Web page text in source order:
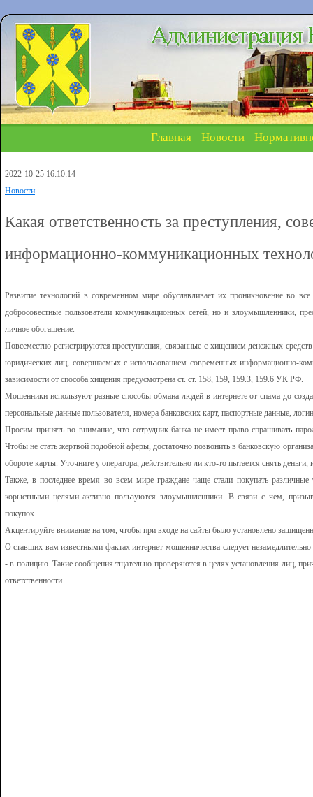
Главная Новости
2022-10-25 16:10:14
Новости
Какая ответственность за преступления,
информационно-коммуникационных
Развитие технологий в современном мире обуславливает их проникновение во
добросовестные пользователи коммуникационных сетей, но и злоумышленники,
личное обогащение.
Повсеместно регистрируются преступления, связанные с хищением денежных
юридических лиц, совершаемых с использованием современных информационно-
зависимости от способа хищения предусмотрена ст. ст. 158, 159, 159.3, 159.6 УК РФ.
Мошенники используют разные способы обмана людей в интернете от спама до
персональные данные пользователя, номера банковских карт, паспортные данные,
Просим принять во внимание, что сотрудник банка не имеет право спрашивать
Чтобы не стать жертвой подобной аферы, достаточно позвонить в банковскую
обороте карты. Уточните у оператора, действительно ли кто-то пытается снять
Также, в последнее время во всем мире граждане чаще стали покупать различные
корыстными целями активно пользуются злоумышленники. В связи с чем,
покупок.
Акцентируйте внимание на том, чтобы при входе на сайты было установлено
О ставших вам известными фактах интернет-мошенничества следует
- в полицию. Такие сообщения тщательно проверяются в целях установления лиц,
ответственности.